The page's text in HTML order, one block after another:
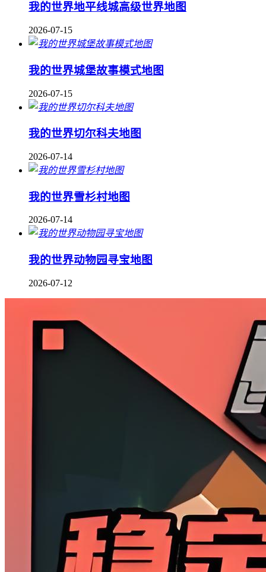
我的世界地平线城高级世界地图
2026-07-15
我的世界城堡故事模式地图
2026-07-15
我的世界切尔科夫地图
2026-07-14
我的世界雪杉村地图
2026-07-14
我的世界动物园寻宝地图
2026-07-12